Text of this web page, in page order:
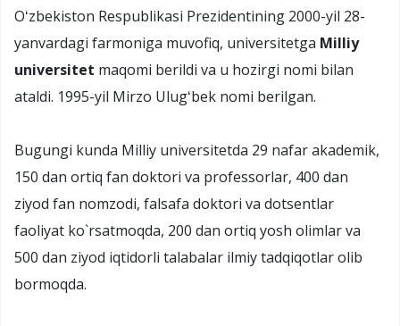
Oʻzbekiston Respublikasi Prezidentining 2000-yil 28-
yanvardagi farmoniga muvofiq, universitetga Milliy
universitet maqomi berildi va u hozirgi nomi bilan
ataldi. 1995-yil Mirzo Ulugʻbek nomi berilgan.
Bugungi kunda Milliy universitetda 29 nafar akademik,
150 dan ortiq fan doktori va professorlar, 400 dan
ziyod fan nomzodi, falsafa doktori va dotsentlar
faoliyat ko`rsatmoqda, 200 dan ortiq yosh olimlar va
500 dan ziyod iqtidorli talabalar ilmiy tadqiqotlar olib
bormoqda.